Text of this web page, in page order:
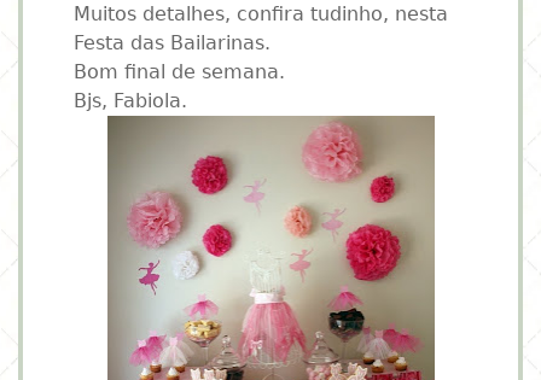
Muitos detalhes, confira tudinho, nesta
Festa das Bailarinas.
Bom final de semana.
Bjs, Fabiola.